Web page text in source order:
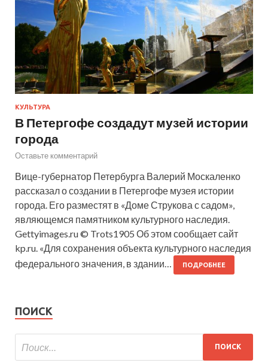
КУЛЬТУРА
В Петергофе создадут музей истории
города
Оставьте комментарий
Вице-губернатор Петербурга Валерий Москаленко
рассказал о создании в Петергофе музея истории
города. Его разместят в «Доме Струкова с садом»,
являющемся памятником культурного наследия.
Gettyimages.ru © Trots1905 Об этом сообщает сайт
kp.ru. «Для сохранения объекта культурного наследия
федерального значения, в здании…
ПОДРОБНЕЕ
ПОИСК